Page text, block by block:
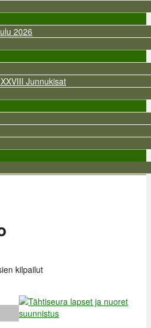
2026
Junnukisat
kilpailut